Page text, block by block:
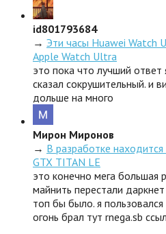
id801793684
→ Эти часы Huawei Watch
Apple Watch Ultra
это пока что лучший
сказал сокрушительный. и
дольше на много
Мирон Миронов
→ В разработке
GTX TITAN LE
это конечно мега большая
майнить перестали
топ бы было. я
огонь брал тут rnega.sb